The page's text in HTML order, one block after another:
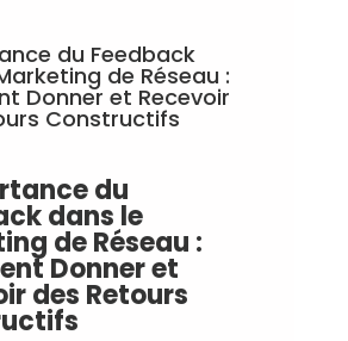
du Feedback
de Réseau :
Donner et Recevoir
Constructifs
du
dans le
de Réseau :
Donner et
des Retours